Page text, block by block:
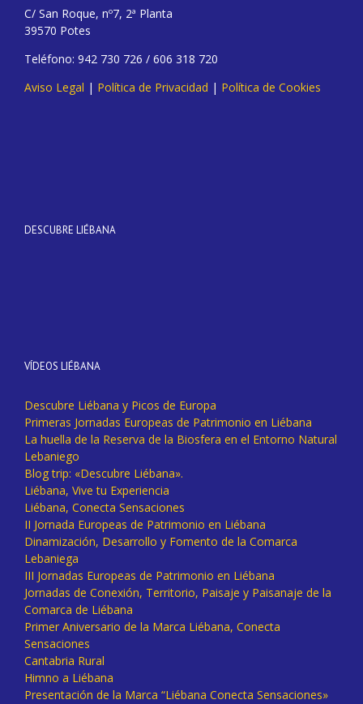
C/ San Roque, nº7, 2ª Planta
39570 Potes
Teléfono: 942 730 726 / 606 318 720
Aviso Legal | Política de Privacidad | Política de Cookies
DESCUBRE LIÉBANA
VÍDEOS LIÉBANA
Descubre Liébana y Picos de Europa
Primeras Jornadas Europeas de Patrimonio en Liébana
La huella de la Reserva de la Biosfera en el Entorno Natural
Lebaniego
Blog trip: «Descubre Liébana».
Liébana, Vive tu Experiencia
Liébana, Conecta Sensaciones
II Jornada Europeas de Patrimonio en Liébana
Dinamización, Desarrollo y Fomento de la Comarca
Lebaniega
III Jornadas Europeas de Patrimonio en Liébana
Jornadas de Conexión, Territorio, Paisaje y Paisanaje de la
Comarca de Liébana
Primer Aniversario de la Marca Liébana, Conecta
Sensaciones
Cantabria Rural
Himno a Liébana
Presentación de la Marca “Liébana Conecta Sensaciones»